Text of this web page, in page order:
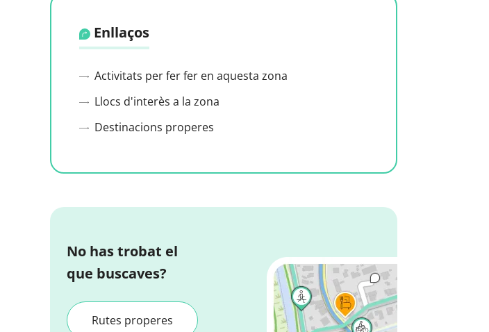
Enllaços
Activitats per fer fer en aquesta zona
Llocs d'interès a la zona
Destinacions properes
No has trobat el
que buscaves?
Rutes properes